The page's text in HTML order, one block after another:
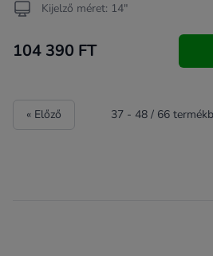
Kijelző méret: 14"
104 390 FT
« Előző 37- 48/ 66